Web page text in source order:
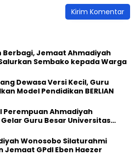
Berbagi, Jemaat Ahmadiyah
Sembako kepada Warga
Dewasa Versi Kecil, Guru
Model Pendidikan BERLIAN
Perempuan Ahmadiyah
Guru Besar Universitas
Wonosobo Silaturahmi
Jemaat GPdI Eben Haezer